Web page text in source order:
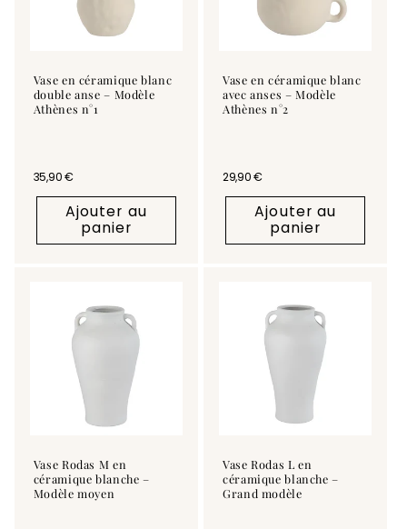
n
:
Vase en céramique blanc
double anse – Modèle
Athènes n°1
Prix habituel
35,90 €
Ajouter au
panier
Vase en céramique blanc
avec anses – Modèle
Athènes n°2
Prix habituel
29,90 €
Ajouter au
panier
Vase Rodas M en
céramique blanche –
Modèle moyen
Vase Rodas L en
céramique blanche –
Grand modèle